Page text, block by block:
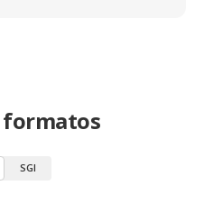
formatos
SGI